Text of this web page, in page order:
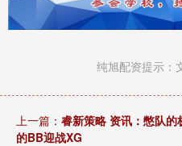
纯旭配资提示：
上一篇： 睿新策略 资讯：憋队
的BB迎战XG